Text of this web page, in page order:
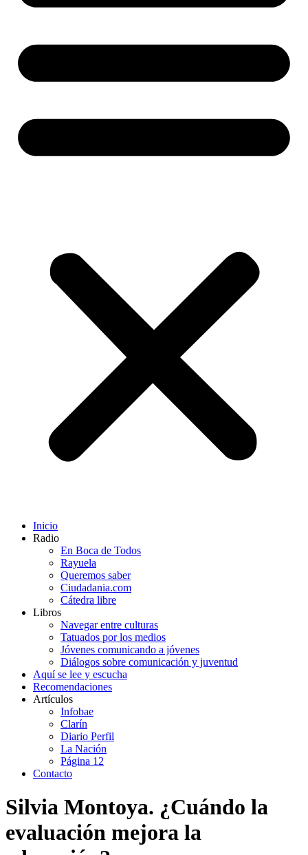
Inicio
Radio
En Boca de Todos
Rayuela
Queremos saber
Ciudadania.com
Cátedra libre
Libros
Navegar entre culturas
Tatuados por los medios
Jóvenes comunicando a jóvenes
Diálogos sobre comunicación y juventud
Aquí se lee y escucha
Recomendaciones
Artículos
Infobae
Clarín
Diario Perfil
La Nación
Página 12
Contacto
Silvia Montoya. ¿Cuándo la
evaluación mejora la